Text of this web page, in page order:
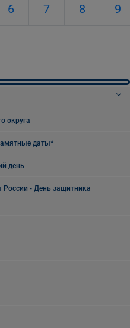
6 7 8 9
округа
даты*
день
России - День защитника